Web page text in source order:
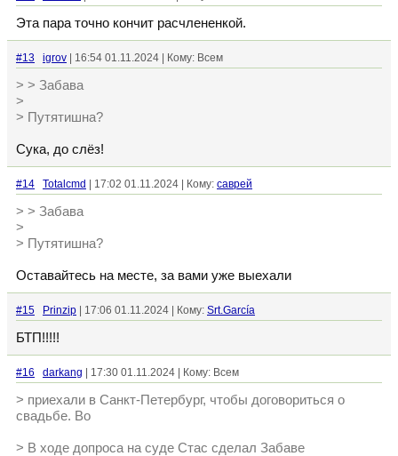
Эта пара точно кончит расчлененкой.
#13 igrov | 16:54 01.11.2024 | Кому: Всем
> > Забава
>
> Путятишна?
Сука, до слёз!
#14 Totalcmd | 17:02 01.11.2024 | Кому: саврей
> > Забава
>
> Путятишна?
Оставайтесь на месте, за вами уже выехали
#15 Prinzip | 17:06 01.11.2024 | Кому: Srt.García
БТП!!!!!
#16 darkang | 17:30 01.11.2024 | Кому: Всем
> приехали в Санкт-Петербург, чтобы договориться о
свадьбе. Во
> В ходе допроса на суде Стас сделал Забаве